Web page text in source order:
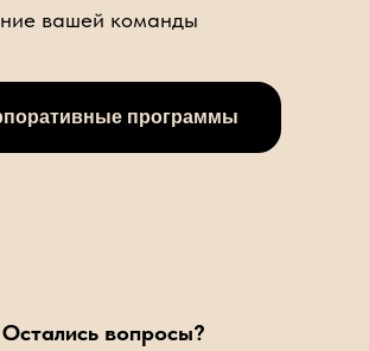
вашей команды
программы
Остались вопросы?